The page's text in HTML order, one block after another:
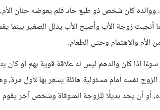
كان شخص ذو طبع حاد فلم يعوضه حنان الأم،
أنجبت زوجة الأب وأصبح الأب يدلل الصغير بينما
والاهتمام وحتى الطعام.
سوءًا إذا كان والدهم ليس له علاقة قوية بهم أو كان
نفسه أمام مسئولية هائلة يشعر بها لأول مرة،
أو أن يجد بديلًا للزوجة المتوفاة وشخص آخر